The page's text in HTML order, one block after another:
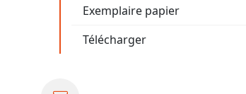
Exemplaire papier
Télécharger